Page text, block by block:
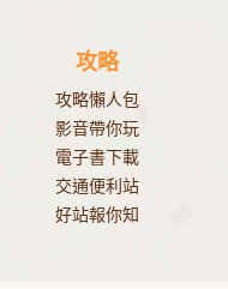
攻略
攻略懶人包
影音帶你玩
電子書下載
交通便利站
好站報你知